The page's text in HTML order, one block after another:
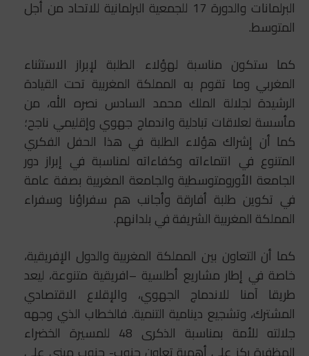
البرلمانات والدورة 17 للجمعية البرلمانية للاتحاد من أجل
المتوسط.
كما ستكون مناسبة لهؤلاء الطلبة لإبراز الاستثناء
المغربي وما تقوم به المملكة المغربية تحت القيادة
الرشيدة لجلالة الملك محمد السادس نصره الله، من
مأسسة لعلاقات تبادلية واندماج جهوي وإقليمي ناجح؛
كما أن إشراك هؤلاء الطلبة في هذا الحفل الفكري
المتنوع في انتماءاته وكفاءاته لمناسبة في إبراز دور
الجامعة الأورومتوسطية والجامعة المغربية بصفة عامة
في تكوين طلبة أفارقة وأجانب هم سفراؤنا وسفراء
المملكة المغربية الشريفة في بلدانهم.
كما أن التعاون بين المملكة المغربية والدول الإفريقية،
خاصة في إطار مشاريع أطلسية –افريقية متنوعة، ليعد
طريقا آمنا للاندماج الجهوي، والإقلاع الاقتصادي
المشترك، وتشجيع دينامية التنمية. فالخطاب الذي وجهه
جلالته للأمة بمناسبة الذكرى 48 للمسيرة الخضراء